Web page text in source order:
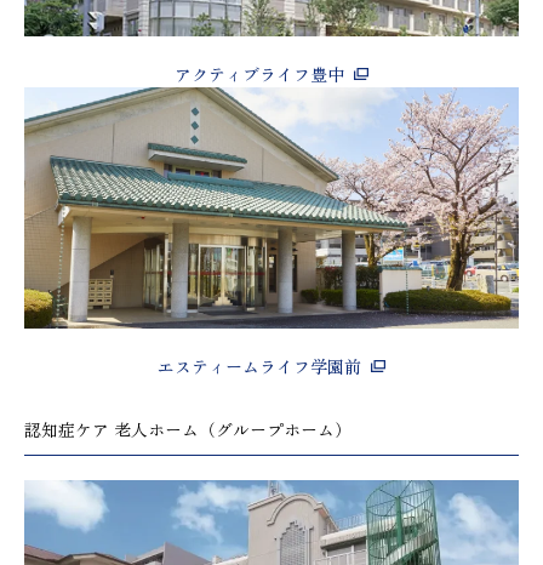
アクティブライフ豊中
エスティームライフ学園前
認知症ケア 老人ホーム（グループホーム）